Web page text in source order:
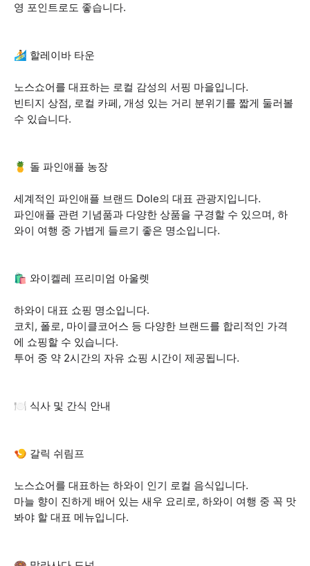
영 포인트로도 좋습니다.
🏄 할레이바 타운
노스쇼어를 대표하는 로컬 감성의 서핑 마을입니다.
빈티지 상점, 로컬 카페, 개성 있는 거리 분위기를 짧게 둘러볼
수 있습니다.
🍍 돌 파인애플 농장
세계적인 파인애플 브랜드 Dole의 대표 관광지입니다.
파인애플 관련 기념품과 다양한 상품을 구경할 수 있으며, 하
와이 여행 중 가볍게 들르기 좋은 명소입니다.
🛍️ 와이켈레 프리미엄 아울렛
하와이 대표 쇼핑 명소입니다.
코치, 폴로, 마이클코어스 등 다양한 브랜드를 합리적인 가격
에 쇼핑할 수 있습니다.
투어 중 약 2시간의 자유 쇼핑 시간이 제공됩니다.
🍽️ 식사 및 간식 안내
🍤 갈릭 쉬림프
노스쇼어를 대표하는 하와이 인기 로컬 음식입니다.
마늘 향이 진하게 배어 있는 새우 요리로, 하와이 여행 중 꼭 맛
봐야 할 대표 메뉴입니다.